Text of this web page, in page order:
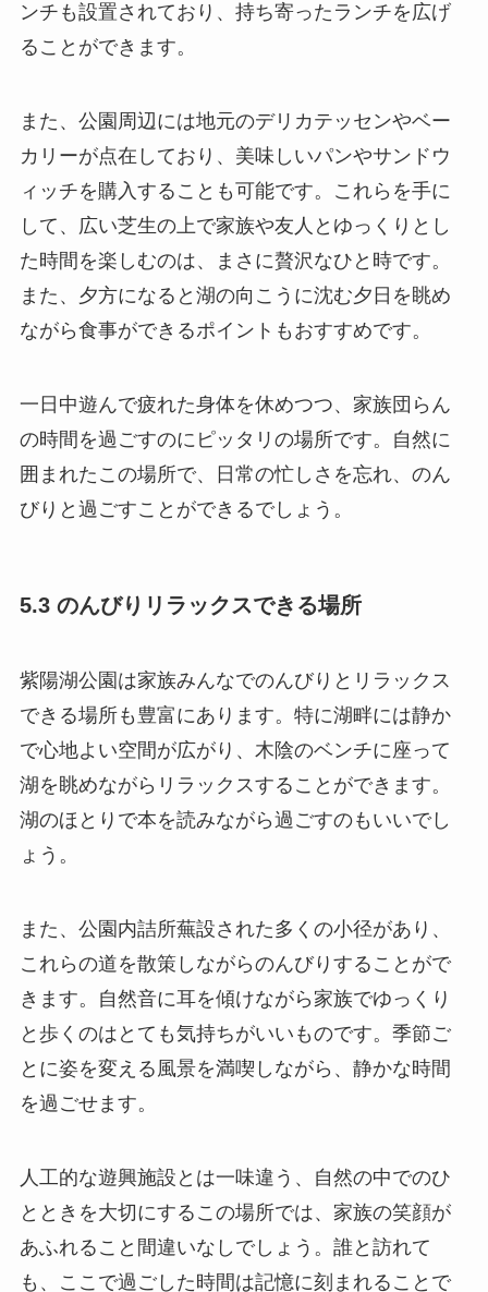
ンチも設置されており、持ち寄ったランチを広げ
ることができます。
また、公園周辺には地元のデリカテッセンやベー
カリーが点在しており、美味しいパンやサンドウ
ィッチを購入することも可能です。これらを手に
して、広い芝生の上で家族や友人とゆっくりとし
た時間を楽しむのは、まさに贅沢なひと時です。
また、夕方になると湖の向こうに沈む夕日を眺め
ながら食事ができるポイントもおすすめです。
一日中遊んで疲れた身体を休めつつ、家族団らん
の時間を過ごすのにピッタリの場所です。自然に
囲まれたこの場所で、日常の忙しさを忘れ、のん
びりと過ごすことができるでしょう。
5.3 のんびりリラックスできる場所
紫陽湖公園は家族みんなでのんびりとリラックス
できる場所も豊富にあります。特に湖畔には静か
で心地よい空間が広がり、木陰のベンチに座って
湖を眺めながらリラックスすることができます。
湖のほとりで本を読みながら過ごすのもいいでし
ょう。
また、公園内詰所蕪設された多くの小径があり、
これらの道を散策しながらのんびりすることがで
きます。自然音に耳を傾けながら家族でゆっくり
と歩くのはとても気持ちがいいものです。季節ご
とに姿を変える風景を満喫しながら、静かな時間
を過ごせます。
人工的な遊興施設とは一味違う、自然の中でのひ
とときを大切にするこの場所では、家族の笑顔が
あふれること間違いなしでしょう。誰と訪れて
も、ここで過ごした時間は記憶に刻まれることで